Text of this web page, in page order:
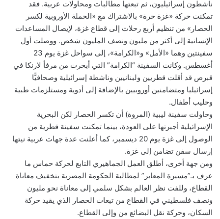
ناشطون إسرائيليون، ثم تبعتها مطالبات ومحاولات عربية. فقد
تمكنت حركة «غزة حرة» بالاشتراك مع «الحملة الأوروبية لكسر
الحصار» من تنظيم أربع رحلات إلى قطاع غزة، لإيصال المساعدات
الإنسانية إلى أكثر من مليون ونصف المليون شخص. ووصلت أول
سفينتين وهما «الأمل» و«الكرامة»، إلى سواحل غزة يوم 23
أغسطس. وكانت السفينة “الكرامة” التي أبحرت من مرفأ لارنكا في
قبرص قد أقلت قطريين ولبنانيين وناشطة إسرائيلية وصحافيًّا
إسرائيليا ومتضامنين أوروبيين بالإضافة إلى أدوية ومستلزمات طبية
وحليب أطفال.
وحاولت سفينة ليبية (المروة) أن تكسر الحصار لكن البحرية
الإسرائيلية أجبرتها على العودة، بينما تمكنت سفينة قطرية من
الوصول إلى غزة يوم 20 ديسمبر، كما أعلنت عدة جهات عربية نيتها
إرسال سفن تضامن إلى غزة.
ومن جهة أخرى، أطلق العمل الجماهيري التابع لحركة حماس ما
عرف بـ”مسيرة المعابر” لمطالبة الحكومة المصرية بتخفيف معاناة
القطاع، وللفت نظر العالم بشكل سلمي إلى معاناة نحو مليون
ونصف فلسطيني في القطاع من تبعات الحصار الذي يقيد حركة
السكان، وحركة نقل البضائع من وإلى القطاع.